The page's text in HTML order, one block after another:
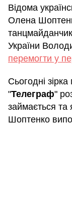
Відома
Олена
України
перемогти у
Сьогодні
"Телеграф"
займається та
Шоптенко